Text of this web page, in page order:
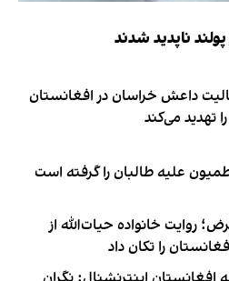
ناپدید شدند
داعش خراسان در افغانستان
تهدید می‌کند
علیه طالبان را گرفته است
روایت خانواده حیات‌الله از
را تکان داد